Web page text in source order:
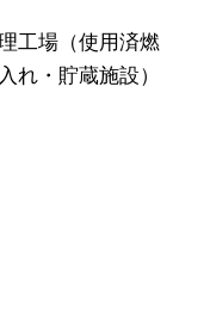
工場（使用済燃
れ・貯蔵施設）